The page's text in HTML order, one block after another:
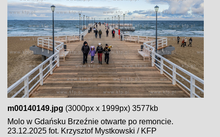
m00140149.jpg (3000px x 1999px) 3577kb
Molo w Gdańsku Brzeźnie otwarte po remoncie.
23.12.2025 fot. Krzysztof Mystkowski / KFP